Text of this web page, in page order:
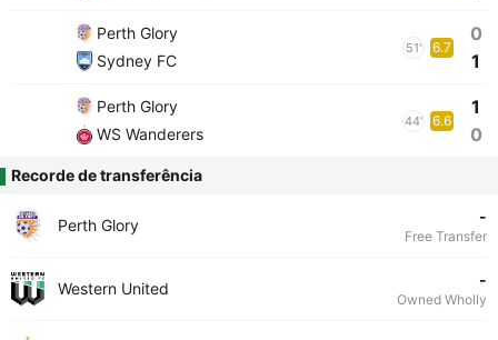
Perth Glory
Sydney FC
51' 6.7
0
1
Perth Glory
WS Wanderers
44' 6.6
1
0
Recorde de transferência
Perth Glory -
Free Transfer
Western United -
Owned Wholly